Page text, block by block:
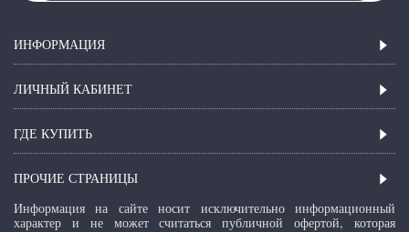
ИНФОРМАЦИЯ
ЛИЧНЫЙ КАБИНЕТ
ГДЕ КУПИТЬ
ПРОЧИЕ СТРАНИЦЫ
Информация на сайте носит исключительно информационный
характер и не может считаться публичной офертой, которая